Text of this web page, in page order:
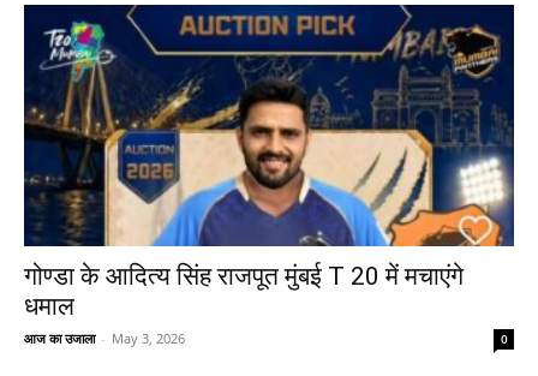
गोण्डा के आदित्य सिंह राजपूत मुंबई T 20 में मचाएंगे
धमाल
आज का उजाला - May 3, 2026 0